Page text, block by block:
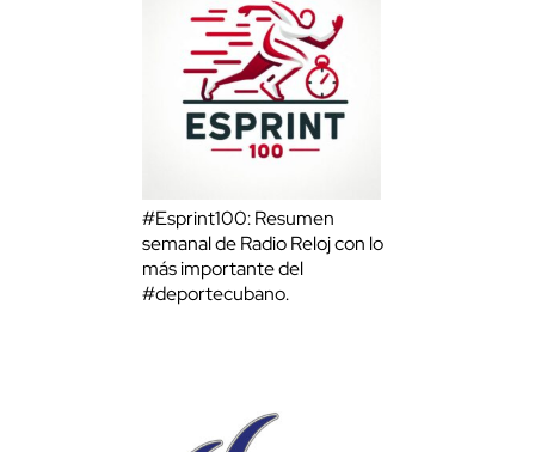
#Esprint100: Resumen
semanal de Radio Reloj con lo
más importante del
#deportecubano.